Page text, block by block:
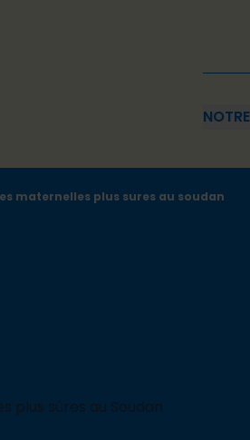
maternelles plus sures au soudan
plus sûres au Soudan